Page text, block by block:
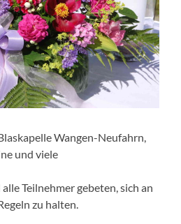
Wangen-Neufahrn,
und viele
Teilnehmer gebeten, sich an
zu halten.